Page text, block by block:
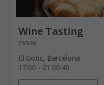
Wine Tasting
CASUAL
El Gotic, Barcelona
17:00 - 21:00:40